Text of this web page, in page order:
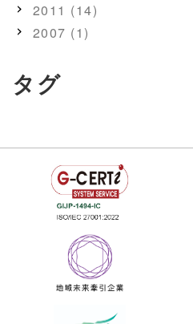
2011 (14)
2007 (1)
タグ